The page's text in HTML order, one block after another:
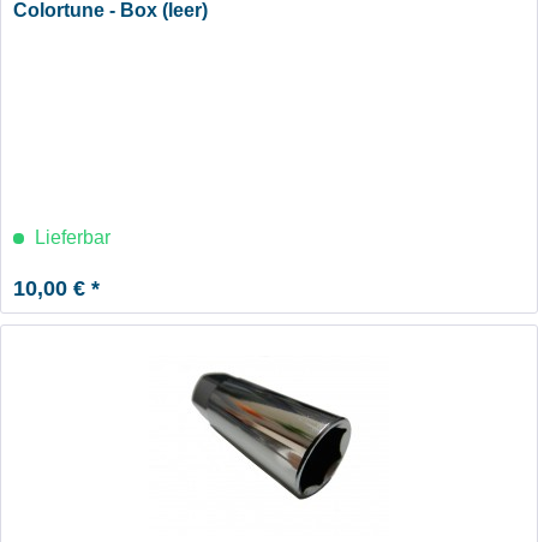
Colortune - Box (leer)
Lieferbar
10,00 € *